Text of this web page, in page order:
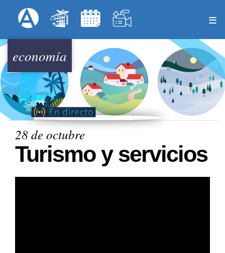
al
Menú Superior
economía
28 de octubre
Turismo y servicios